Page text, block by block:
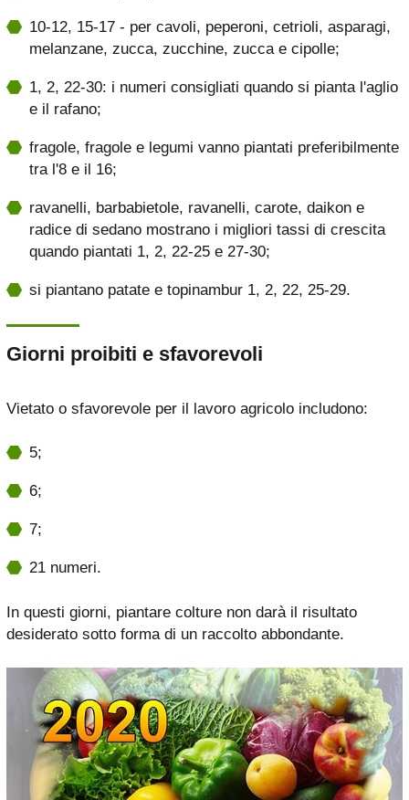
10-12, 15-17 - per cavoli, peperoni, cetrioli, asparagi,
melanzane, zucca, zucchine, zucca e cipolle;
1, 2, 22-30: i numeri consigliati quando si pianta l'aglio
e il rafano;
fragole, fragole e legumi vanno piantati preferibilmente
tra l'8 e il 16;
ravanelli, barbabietole, ravanelli, carote, daikon e
radice di sedano mostrano i migliori tassi di crescita
quando piantati 1, 2, 22-25 e 27-30;
si piantano patate e topinambur 1, 2, 22, 25-29.
Giorni proibiti e sfavorevoli
Vietato o sfavorevole per il lavoro agricolo includono:
5;
6;
7;
21 numeri.
In questi giorni, piantare colture non darà il risultato
desiderato sotto forma di un raccolto abbondante.